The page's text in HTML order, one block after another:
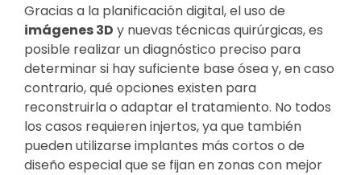
Gracias a la planificación digital, el uso de
imágenes 3D y nuevas técnicas quirúrgicas, es
posible realizar un diagnóstico preciso para
determinar si hay suficiente base ósea y, en caso
contrario, qué opciones existen para
reconstruirla o adaptar el tratamiento. No todos
los casos requieren injertos, ya que también
pueden utilizarse implantes más cortos o de
diseño especial que se fijan en zonas con mejor